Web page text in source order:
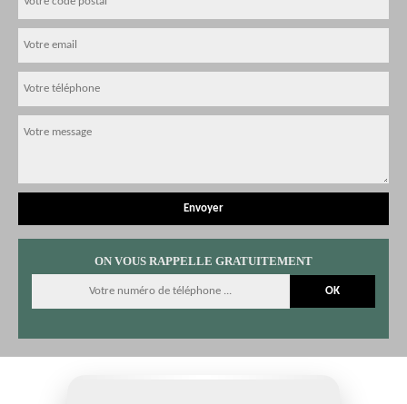
ON VOUS RAPPELLE GRATUITEMENT